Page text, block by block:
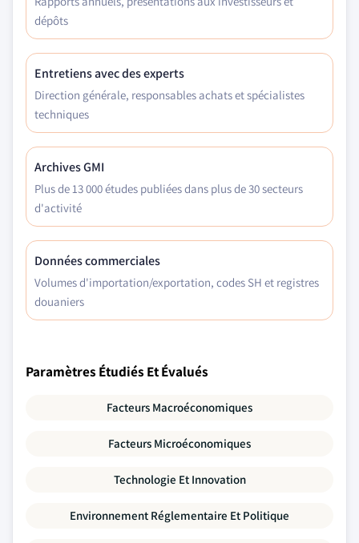
dépôts
Entretiens avec des experts
Direction générale, responsables achats et spécialistes
techniques
Archives GMI
Plus de 13 000 études publiées dans plus de 30 secteurs
d'activité
Données commerciales
Volumes d'importation/exportation, codes SH et registres
douaniers
Paramètres Étudiés Et Évalués
Facteurs Macroéconomiques
Facteurs Microéconomiques
Technologie Et Innovation
Environnement Réglementaire Et Politique